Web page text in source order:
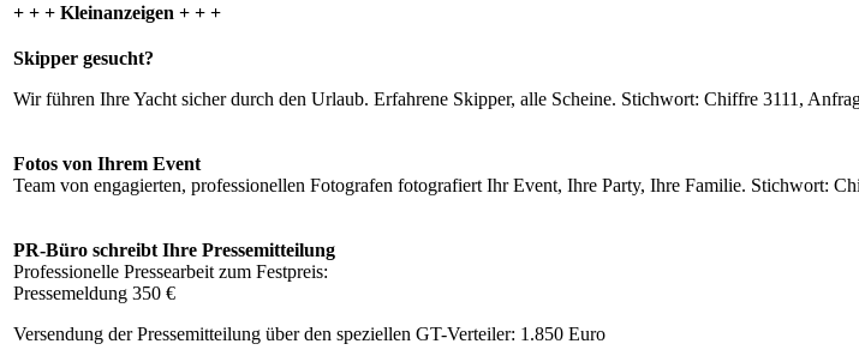
+ + + Kleinanzeigen + + +
Skipper gesucht?
Wir führen Ihre Yacht sicher durch den Urlaub. Erfahrene Skipper, alle Scheine. Stichwort: Chiffre 3111,
Fotos von Ihrem Event
Team von engagierten, professionellen Fotografen fotografiert Ihr Event, Ihre Party, Ihre Familie. Stichwort:
PR-Büro schreibt Ihre Pressemitteilung
Professionelle Pressearbeit zum Festpreis:
Pressemeldung 350 €
Versendung der Pressemitteilung über den speziellen GT-Verteiler: 1.850 Euro